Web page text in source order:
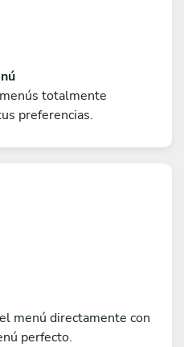
totalmente
preferencias.
menú directamente con
perfecto.